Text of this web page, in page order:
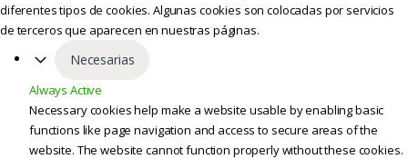
diferentes tipos de cookies. Algunas cookies son colocadas por servicios
de terceros que aparecen en nuestras páginas.
Necesarias
Always Active
Necessary cookies help make a website usable by enabling basic
functions like page navigation and access to secure areas of the
website. The website cannot function properly without these cookies.